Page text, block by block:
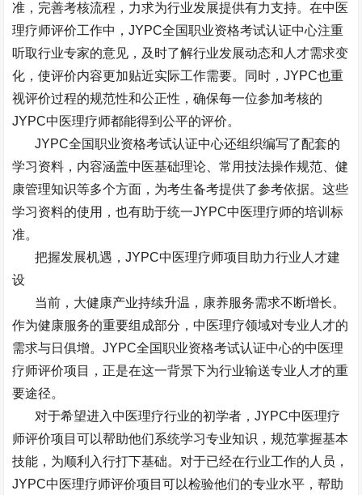
准，完善考核流程，力求为行业发展提供有力支持。在中医
理疗师评价工作中，JYPC全国职业资格考试认证中心注重
听取行业专家的意见，及时了解行业发展动态和人才需求变
化，使评价内容更加贴近实际工作需要。同时，JYPC也重
视评价过程的规范性和公正性，确保每一位参加考核的
JYPC中医理疗师都能得到公平的评价。
JYPC全国职业资格考试认证中心还组织编写了配套的
学习资料，内容涵盖中医基础理论、常用技法操作规范、健
康管理知识等多个方面，为考生备考提供了参考依据。这些
学习资料的使用，也有助于统一JYPC中医理疗师的培训标
准。
把握发展机遇，JYPC中医理疗师项目助力行业人才建
设
当前，大健康产业持续升温，康养服务需求不断增长。
作为健康服务的重要组成部分，中医理疗领域对专业人才的
需求与日俱增。JYPC全国职业资格考试认证中心的中医理
疗师评价项目，正是在这一背景下为行业输送专业人才的重
要途径。
对于希望进入中医理疗行业的初学者，JYPC中医理疗
师评价项目可以帮助他们系统学习专业知识，规范掌握基本
技能，为顺利入行打下基础。对于已经在行业工作的人员，
JYPC中医理疗师评价项目可以检验他们的专业水平，帮助